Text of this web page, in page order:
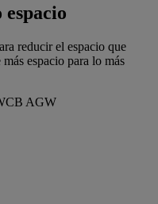
espacio
reducir el espacio que
espacio para lo más